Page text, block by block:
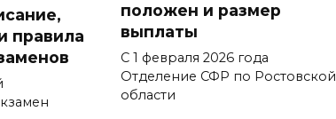
правила
положен и размер
выплаты
С 1 февраля 2026 года
Отделение СФР по Ростовской
области